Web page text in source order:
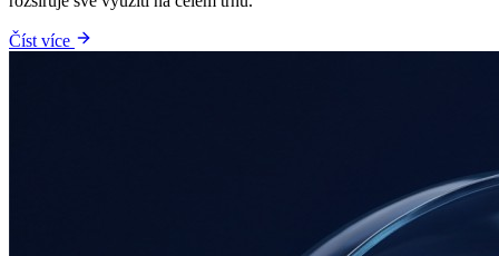
Číst více